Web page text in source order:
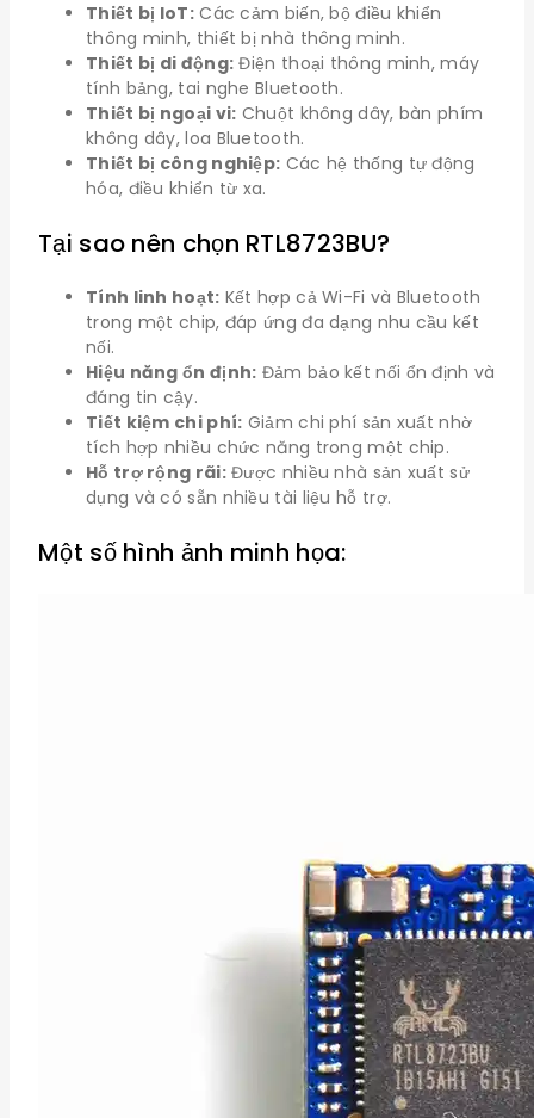
Thiết bị IoT:Các cảm biến, bộ điều khiển
thông minh, thiết bị nhà thông minh.
Thiết bị di động: Điện thoại thông minh, máy
tính bảng, tai nghe Bluetooth.
Thiết bị ngoại vi: Chuột không dây, bàn phím
không dây, loa Bluetooth.
Thiết bị công nghiệp: Các hệ thống tự động
hóa, điều khiển từ xa.
Tại sao nên chọn RTL8723BU?
Tính linh hoạt: Kết hợp cả Wi-Fi và Bluetooth
trong một chip, đáp ứng đa dạng nhu cầu kết
nối.
Hiệu năng ổn định: Đảm bảo kết nối ổn định và
đáng tin cậy.
Tiết kiệm chi phí: Giảm chi phí sản xuất nhờ
tích hợp nhiều chức năng trong một chip.
Hỗ trợ rộng rãi:Được nhiều nhà sản xuất sử
dụng và có sẵn nhiều tài liệu hỗ trợ.
Một số hình ảnh minh họa: